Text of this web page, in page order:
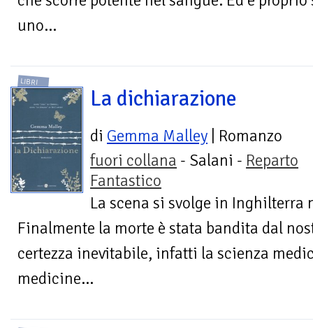
uno...
LIBRI
La dichiarazione
di Gemma Malley | Romanzo
fuori collana - Salani - Reparto
Fantastico
La scena si svolge in Inghilterra
Finalmente la morte è stata bandita dal
certezza inevitabile, infatti la scienza
medicine...